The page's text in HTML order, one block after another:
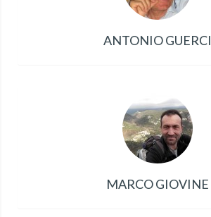
ANTONIO GUERCI
MARCO GIOVINE